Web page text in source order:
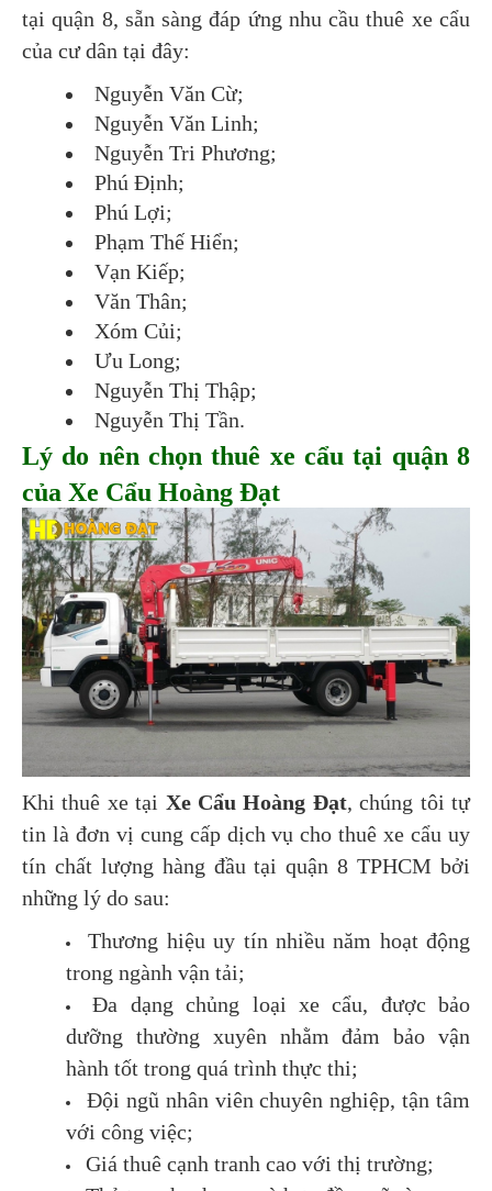
tại quận 8, sẵn sàng đáp ứng nhu cầu thuê xe cẩu
của cư dân tại đây:
Nguyễn Văn Cừ;
Nguyễn Văn Linh;
Nguyễn Tri Phương;
Phú Định;
Phú Lợi;
Phạm Thế Hiển;
Vạn Kiếp;
Văn Thân;
Xóm Củi;
Ưu Long;
Nguyễn Thị Thập;
Nguyễn Thị Tần.
Lý do nên chọn thuê xe cẩu tại quận 8
của Xe Cẩu Hoàng Đạt
Khi thuê xe tại Xe Cẩu Hoàng Đạt, chúng tôi tự
tin là đơn vị cung cấp dịch vụ cho thuê xe cẩu uy
tín chất lượng hàng đầu tại quận 8 TPHCM bởi
những lý do sau:
Thương hiệu uy tín nhiều năm hoạt động
trong ngành vận tải;
Đa dạng chủng loại xe cẩu, được bảo
dưỡng thường xuyên nhằm đảm bảo vận
hành tốt trong quá trình thực thi;
Đội ngũ nhân viên chuyên nghiệp, tận tâm
với công việc;
Giá thuê cạnh tranh cao với thị trường;